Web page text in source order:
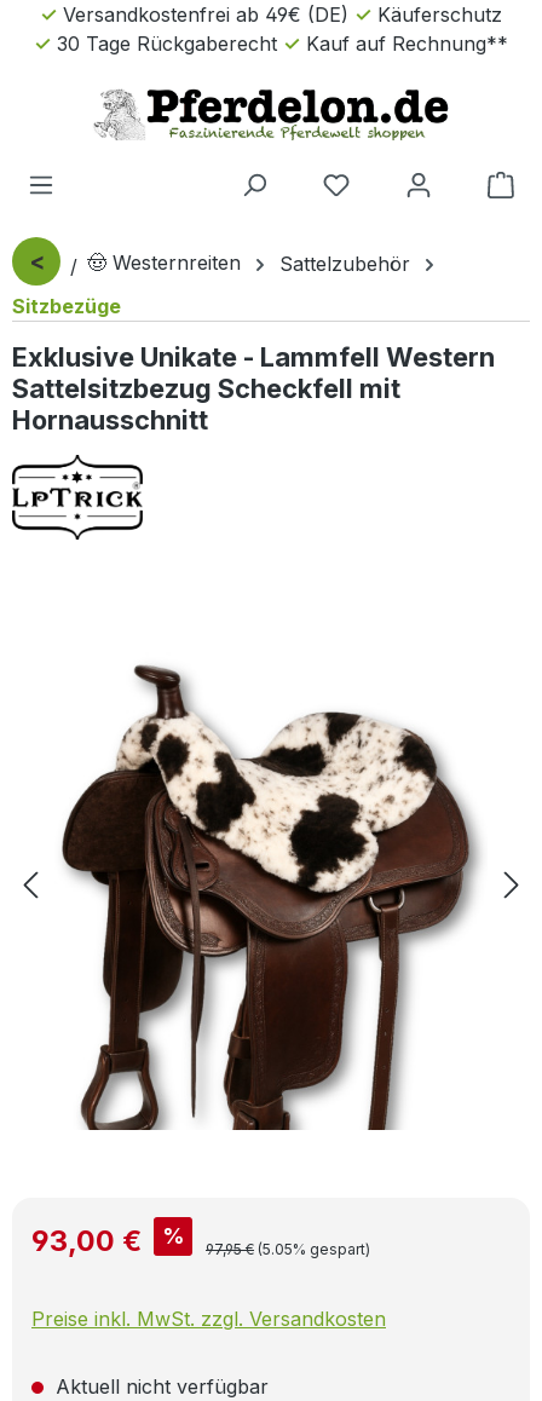
Zum Hauptinhalt springen
Versandkostenfrei ab 49€ (DE)
Käuferschutz
30 Tage Rückgaberecht
Kauf auf Rechnung**
< 🤠 Westernreiten
Sattelzubehör
Sitzbezüge
Exklusive Unikate - Lammfell Western
Sattelsitzbezug Scheckfell mit
Hornausschnitt
Verkaufspreis:
93,00 € % Regulärer Preis:
97,95 € (5.05% gespart)
Preise inkl. MwSt. zzgl. Versandkosten
Aktuell nicht verfügbar